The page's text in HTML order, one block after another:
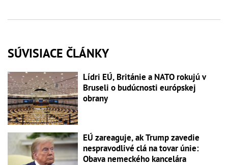
SÚVISIACE ČLÁNKY
Lídri EÚ, Británie a NATO rokujú v
Bruseli o budúcnosti európskej
obrany
EÚ zareaguje, ak Trump zavedie
nespravodlivé clá na tovar únie:
Obava nemeckého kancelára